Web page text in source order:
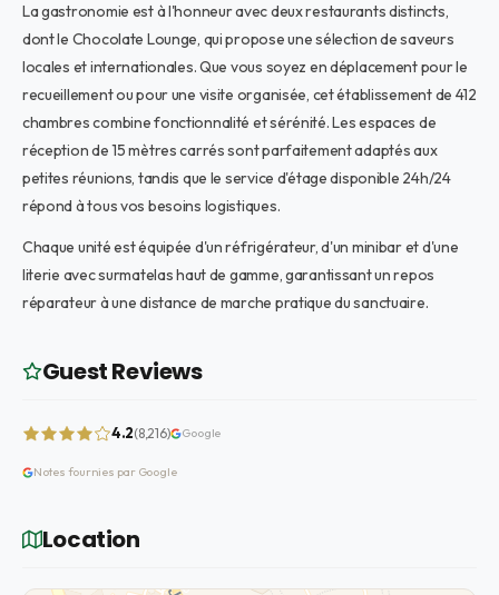
La gastronomie est à l'honneur avec deux restaurants distincts,
dont le Chocolate Lounge, qui propose une sélection de saveurs
locales et internationales. Que vous soyez en déplacement pour le
recueillement ou pour une visite organisée, cet établissement de 412
chambres combine fonctionnalité et sérénité. Les espaces de
réception de 15 mètres carrés sont parfaitement adaptés aux
petites réunions, tandis que le service d'étage disponible 24h/24
répond à tous vos besoins logistiques.
Chaque unité est équipée d'un réfrigérateur, d'un minibar et d'une
literie avec surmatelas haut de gamme, garantissant un repos
réparateur à une distance de marche pratique du sanctuaire.
Guest Reviews
4.2(8,216) Google
Notes fournies par Google
Location